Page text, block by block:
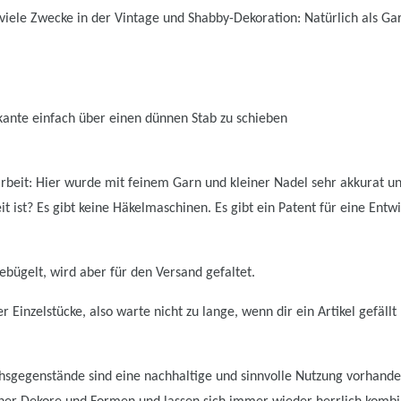
Zwecke in der Vintage und Shabby-Dekoration: Natürlich als
einfach über einen dünnen Stab zu schieben
Hier wurde mit feinem Garn und kleiner Nadel sehr akkurat
ist? Es gibt keine Häkelmaschinen. Es gibt ein Patent für eine
wird aber für den Versand gefaltet.
Einzelstücke, also warte nicht zu lange, wenn dir ein Artikel gefällt
sind eine nachhaltige und sinnvolle Nutzung